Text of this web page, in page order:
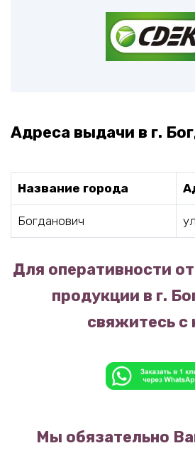
Адреса выдачи в г.
Название города
Богданович
Для оперативности
продукции в г.
свяжитесь с
Мы обязательно